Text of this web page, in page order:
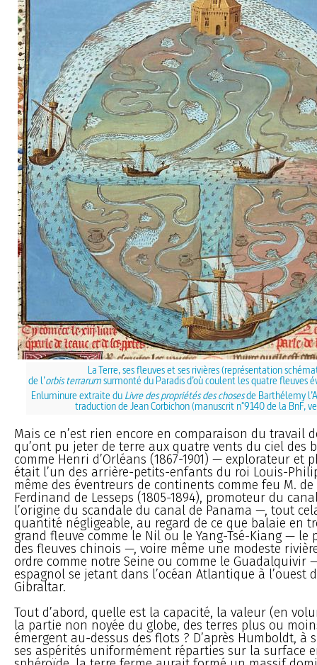
La Terre, ses fleuves et ses rivières (représentation
de l’orbis terrarumsurmonté du Paradis d’où coulent les quatre fleuves
Enluminure extraite du Livre des propriétés des chosesde Barthélemy
traduction de Jean Corbichon (manuscrit n°9140 de la BnF,
Mais ce n’est rien encore en comparaison du travail
qu’ont pu jeter de terre aux quatre vents du ciel des
comme Henri d’Orléans (1867-1901) — explorateur et
était l’un des arrière-petits-enfants du roi Louis-
même des éventreurs de continents comme feu M. de
Ferdinand de Lesseps (1805-1894), promoteur du
l’origine du scandale du canal de Panama —, tout
quantité négligeable, au regard de ce que balaie en
grand fleuve comme le Nil ou le Yang-Tsé-Kiang —
des fleuves chinois —, voire même une modeste
ordre comme notre Seine ou comme le Guadalquivir
espagnol se jetant dans l’océan Atlantique à l’ouest
Gibraltar.
Tout d’abord, quelle est la capacité, la valeur (en
la partie non noyée du globe, des terres plus ou
émergent au-dessus des flots ? D’après Humboldt, à
ses aspérités uniformément réparties sur la surface